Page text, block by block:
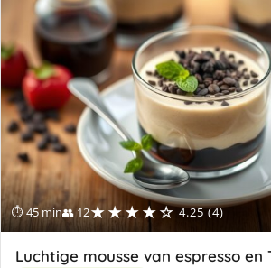
⏱ 45 min👥 12★★★★☆ 4.25 (4)
Luchtige mousse van espresso en